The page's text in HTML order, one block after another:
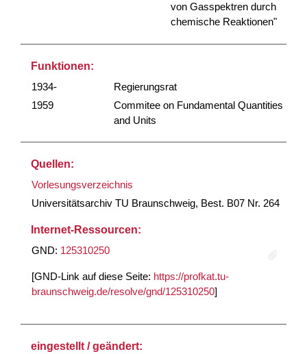
von Gasspektren durch
chemische Reaktionen"
Funktionen:
1934-
Regierungsrat
1959
Commitee on Fundamental Quantities
and Units
Quellen:
Vorlesungsverzeichnis
Universitätsarchiv TU Braunschweig, Best. B07 Nr. 264
Internet-Ressourcen:
GND: 125310250
[GND-Link auf diese Seite: https://profkat.tu-
braunschweig.de/resolve/gnd/125310250]
eingestellt / geändert: